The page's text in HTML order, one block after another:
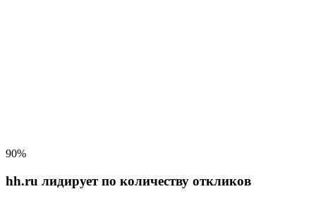
90%
hh.ru лидирует по количеству откликов